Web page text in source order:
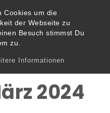
Cookies um die
der Webseite zu
Besuch stimmst Du
zu.
Informationen
Toggle
2024